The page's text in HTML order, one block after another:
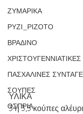
ΖΥΜΑΡΙΚΑ
ΡΥΖΙ_ΡΙΖΟΤΟ
ΒΡΑΔΙΝΟ
ΠΑΣΧΑΛΙΝΕΣ
ΣΟΥΠΕΣ
ΟΣΠΡΙΑ
ΥΛΙΚΑ
3 ή 3,5 κούπες αλέυρι